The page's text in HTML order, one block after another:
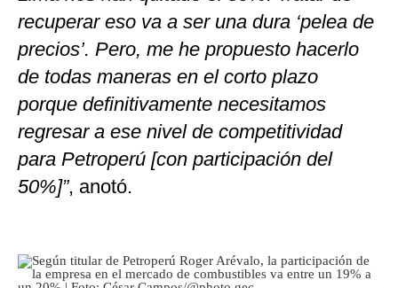
recuperar eso va a ser una dura ‘pelea de
precios’. Pero, me he propuesto hacerlo
de todas maneras en el corto plazo
porque definitivamente necesitamos
regresar a ese nivel de competitividad
para Petroperú [con participación del
50%]”, anotó.